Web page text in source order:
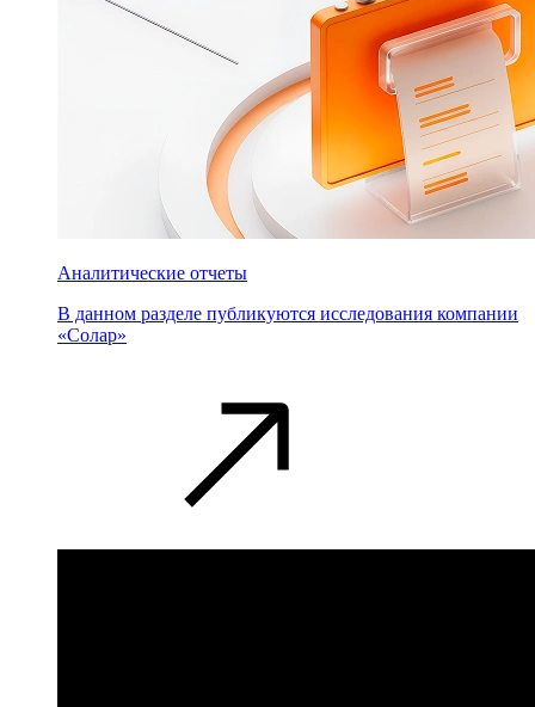
Аналитические отчеты
В данном разделе публикуются исследования компании
«Солар»